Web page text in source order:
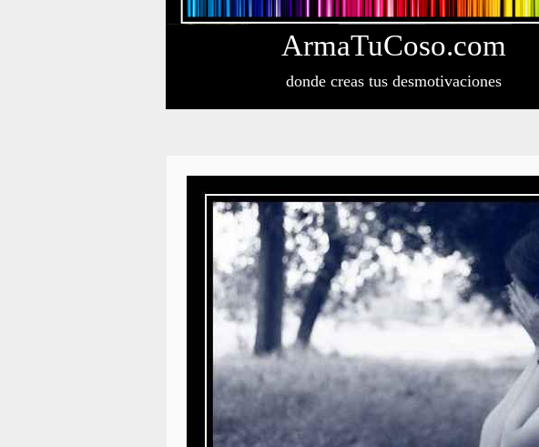
ArmaTuCoso.com
donde creas tus desmotivaciones